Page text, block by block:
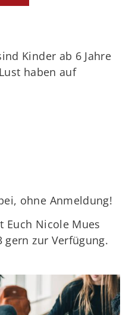
Kinder ab 6 Jahre
haben auf
ohne Anmeldung!
Euch Nicole Mues
gern zur Verfügung.